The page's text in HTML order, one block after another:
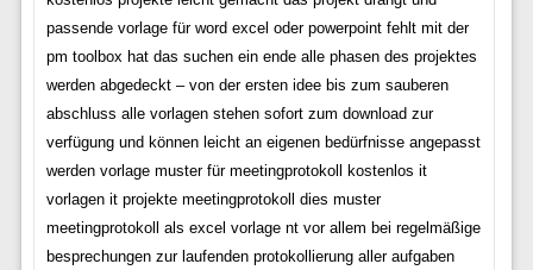
passende vorlage für word excel oder powerpoint fehlt mit der
pm toolbox hat das suchen ein ende alle phasen des projektes
werden abgedeckt – von der ersten idee bis zum sauberen
abschluss alle vorlagen stehen sofort zum download zur
verfügung und können leicht an eigenen bedürfnisse angepasst
werden vorlage muster für meetingprotokoll kostenlos it
vorlagen it projekte meetingprotokoll dies muster
meetingprotokoll als excel vorlage nt vor allem bei regelmäßige
besprechungen zur laufenden protokollierung aller aufgaben